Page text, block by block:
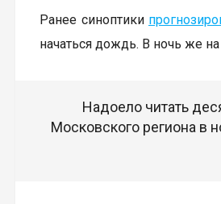
Ранее синоптики
начаться дождь. В ночь же
Надоело читать
Московского региона в